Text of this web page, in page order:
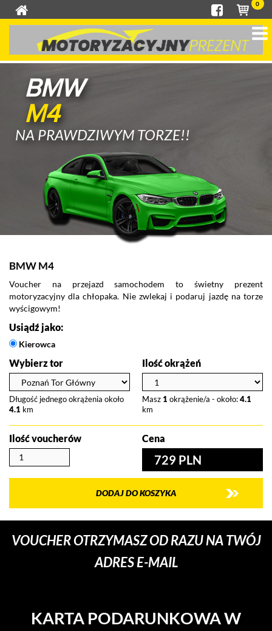
0
BMW
M4
NA PRAWDZIWYM TORZE!!
BMW M4
Voucher na przejazd samochodem to świetny prezent
motoryzacyjny dla chłopaka. Nie zwlekaj i podaruj jazdę na torze
wyścigowym!
Usiądź jako:
Kierowca
Wybierz tor
Długość jednego okrążenia około
4.1 km
Ilość okrążeń
Masz 1 okrążenie/a - około: 4.1
km
Ilość voucherów Cena
729 PLN
DODAJ DO KOSZYKA
VOUCHER OTRZYMASZ OD RAZU NA TWÓJ
ADRES E-MAIL
KARTA PODARUNKOWA W